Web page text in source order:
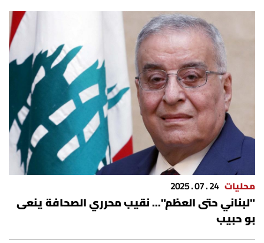
الرياضة
منوّعات
حظّك اليوم
للتاريخ
فيديو
من نحن
للتواصل معنا
محليات 24 . 07 . 2025
"لبناني حتى العظم"... نقيب محرري الصحافة ينعى
بو حبيب